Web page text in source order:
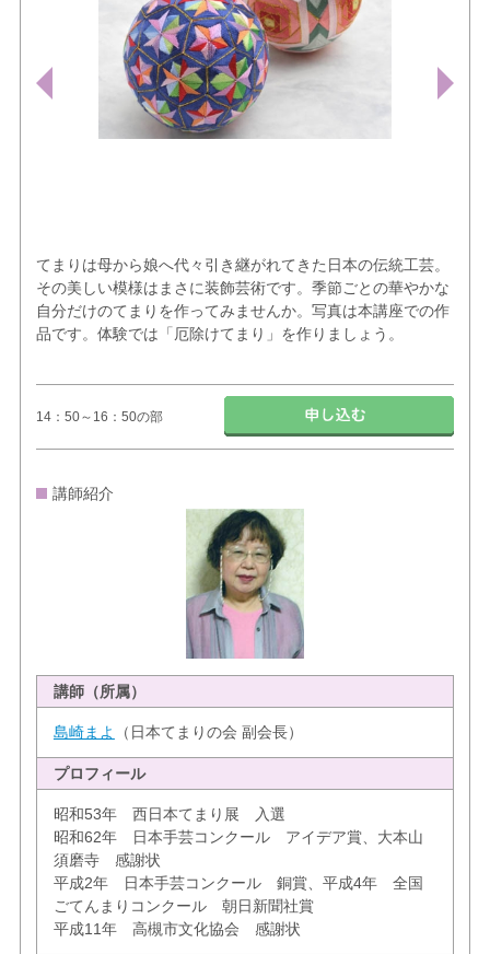
てまりは母から娘へ代々引き継がれてきた日本の伝統工芸。
その美しい模様はまさに装飾芸術です。季節ごとの華やかな
自分だけのてまりを作ってみませんか。写真は本講座での作
品です。体験では「厄除けてまり」を作りましょう。
14：50～16：50の部
講師紹介
講師（所属）
島崎まよ （日本てまりの会 副会長）
プロフィール
昭和53年 西日本てまり展 入選
昭和62年 日本手芸コンクール アイデア賞、大本山
須磨寺 感謝状
平成2年 日本手芸コンクール 銅賞、平成4年 全国
ごてんまりコンクール 朝日新聞社賞
平成11年 高槻市文化協会 感謝状